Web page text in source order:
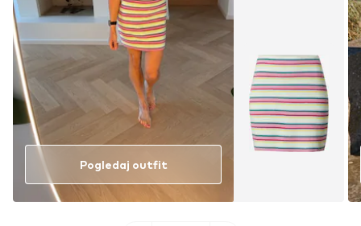
Pogledaj outfit